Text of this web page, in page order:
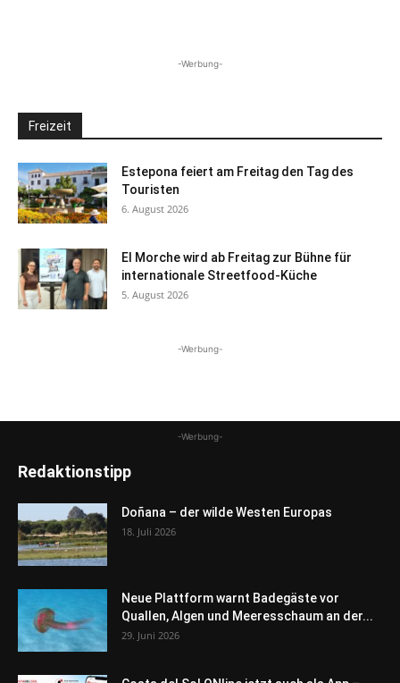
-Werbung-
Freizeit
Estepona feiert am Freitag den Tag des
Touristen
6. August 2026
El Morche wird ab Freitag zur Bühne für
internationale Streetfood-Küche
5. August 2026
-Werbung-
-Werbung-
Redaktionstipp
Doñana – der wilde Westen Europas
18. Juli 2026
Neue Plattform warnt Badegäste vor
Quallen, Algen und Meeresschaum an der...
29. Juni 2026